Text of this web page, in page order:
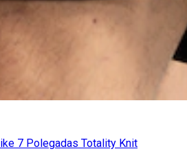
7 Polegadas Totality Knit